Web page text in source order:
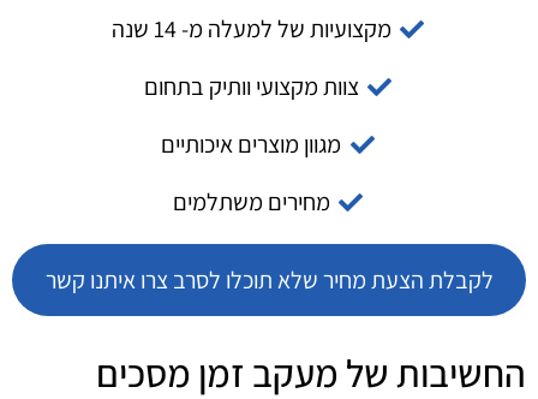
מקצועיות של למעלה מ- 14 שנה
צוות מקצועי וותיק בתחום
מגוון מוצרים איכותיים
מחירים משתלמים
לקבלת הצעת מחיר שלא תוכלו לסרב צרו איתנו קשר
החשיבות של מעקב זמן מסכים